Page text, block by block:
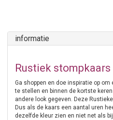
informatie
Rustiek
Ga shoppen en doe inspiratie op
te stellen en binnen de kortste
andere look gegeven. Deze
Dus als de kaars een aantal uren
dezelfde kleur zien en niet net als